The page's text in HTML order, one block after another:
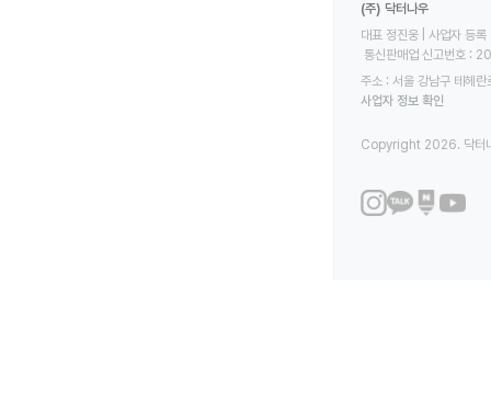
(주) 닥터나우
대표 정진웅 | 사업자
통신판매업 신고번호
주소 : 서울 강남구 테헤
사업자 정보 확인
Copyright 2026. 닥터